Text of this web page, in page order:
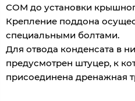
СОМ до установки
Крепление поддона
специальными болтами.
Для отвода конденсата в
предусмотрен штуцер, к
присоединена дренажная